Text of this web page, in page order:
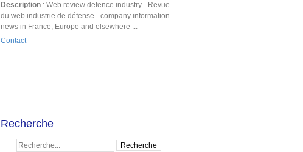
Description : Web review defence industry - Revue
du web industrie de défense - company information -
news in France, Europe and elsewhere ...
Contact
Recherche